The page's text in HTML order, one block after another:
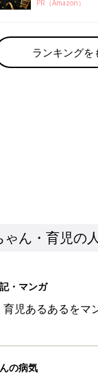
ん・育児の
記・マンガ
8月7日生ま
赤ちゃん・育児
あなたの「服